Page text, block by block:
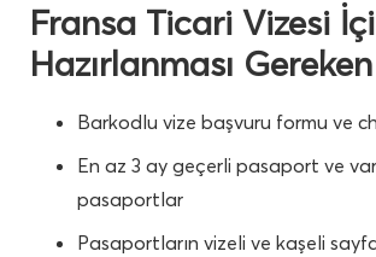
Fransa Ticari Vizesi
Hazırlanması
Barkodlu vize başvuru formu ve
En az 3 ay geçerli pasaport ve
pasaportlar
Pasaportların vizeli ve kaşeli